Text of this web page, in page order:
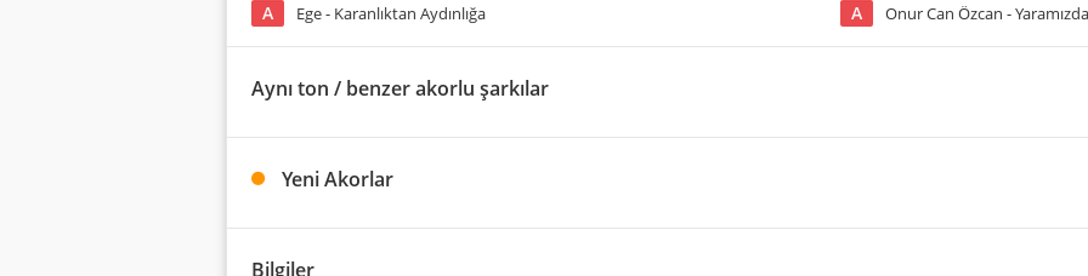
A Ege - Karanlıktan Aydınlığa A Onur Can Özcan -
Aynı ton / benzer akorlu şarkılar
Yeni Akorlar
Bilgiler